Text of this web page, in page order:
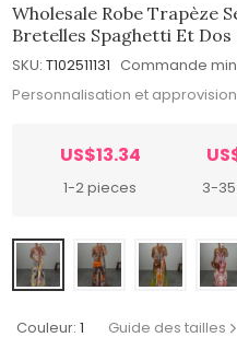
Wholesale Robe Trapèze
Bretelles Spaghetti Et
SKU: T102511131 Commande
Personnalisation et
US$13.34
1-2 pieces 3-
Couleur: 1 Guide des tailles